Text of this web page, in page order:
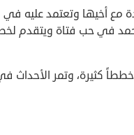
مع أخيها وتعتمد عليه في
في حب فتاة ويتقدم
كثيرة، وتمر الأحداث